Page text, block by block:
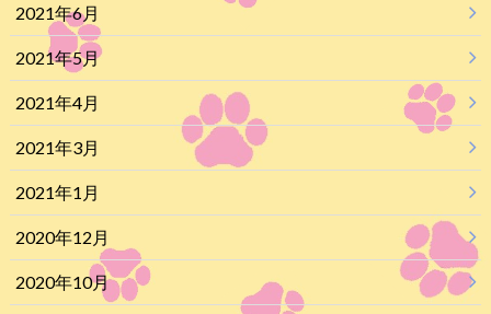
2021年6月
2021年5月
2021年4月
2021年3月
2021年1月
2020年12月
2020年10月